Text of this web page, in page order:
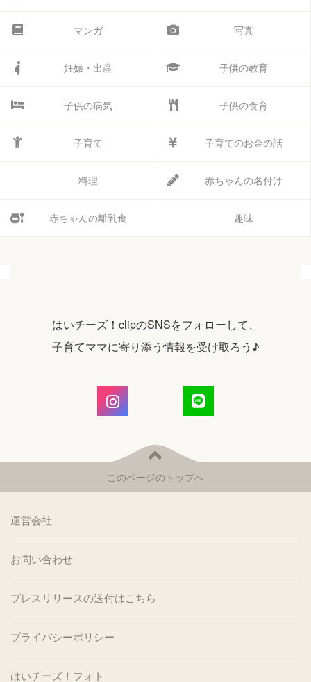
マンガ 写真
妊娠・出産 子供の教育
子供の病気 子供の食育
子育て 子育てのお金の話
料理 赤ちゃんの名付け
赤ちゃんの離乳食 趣味
はいチーズ！clipのSNSをフォローして、
子育てママに寄り添う情報を受け取ろう♪
このページのトップへ
運営会社
お問い合わせ
プレスリリースの送付はこちら
プライバシーポリシー
はいチーズ！フォト